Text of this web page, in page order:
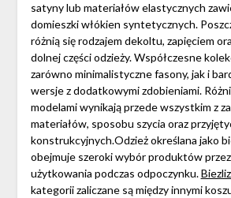
satyny lub materiałów elastycznych
domieszki włókien syntetycznych.
różnią się rodzajem dekoltu, zapięciem
dolnej części odzieży. Współczesne
zarówno minimalistyczne fasony, jak i
wersje z dodatkowymi zdobieniami.
modelami wynikają przede wszystkim z
materiałów, sposobu szycia oraz
konstrukcyjnych.Odzież określana jako
obejmuje szeroki wybór produktów
użytkowania podczas odpoczynku.
kategorii zaliczane są między innymi